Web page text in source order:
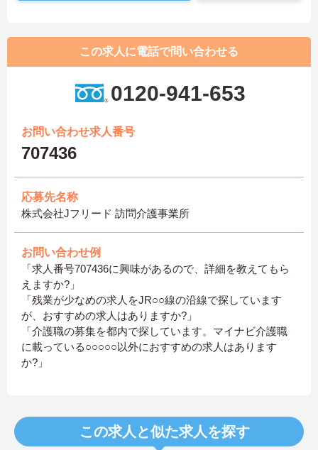
この求人に電話で問い合わせる
0120-941-653
お問い合わせ求人番号
707436
応募先名称
株式会社Jフリード 訪問介護事業所
お問い合わせ例
「求人番号707436に興味があるので、詳細を教えてもら
えますか?」
「残業が少なめの求人をJR○○線の沿線で探しています
が、おすすめの求人はありますか?」
「介護職の募集を都内で探しています。マイナビ介護職
に載っている○○○○○以外におすすめの求人はあります
か?」
この求人と似た求人を探す